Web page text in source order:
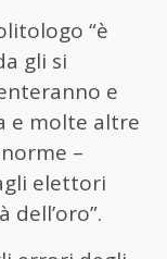
“è
gli si
e
e molte altre
–
elettori
dell’oro”.